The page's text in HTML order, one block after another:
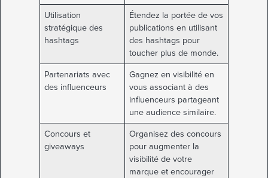
Utilisation
stratégique des
hashtags
Étendez la portée de vos
publications en utilisant
des hashtags pour
toucher plus de monde.
Partenariats avec
des influenceurs
Gagnez en visibilité en
vous associant à des
influenceurs partageant
une audience similaire.
Concours et
giveaways
Organisez des concours
pour augmenter la
visibilité de votre
marque et encourager